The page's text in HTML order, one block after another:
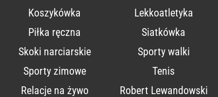
Koszykówka
Lekkoatletyka
Piłka ręczna
Siatkówka
Skoki narciarskie
Sporty walki
Sporty zimowe
Tenis
Relacje na żywo
Robert Lewandowski